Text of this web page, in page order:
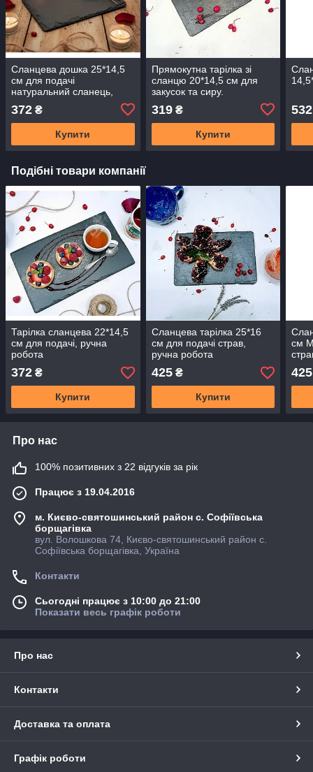
Сланцева дошка 25*14,5
см для подачі
натуральний сланець,
372 ₴
Купити
Прямокутна тарілка зі
сланцю 20*14,5 см для
закусок та сиру.
319₴
Купити
532
Подібні товари компанії
Тарілка сланцева 22*14,5
см для подачі, ручна
робота
372 ₴
Купити
Сланцева тарілка 25*16
см для подачі страв,
ручна робота
425₴
Купити
см
425
Про нас
100% позитивних з 22 відгуків за рік
Працює з 19.04.2016
м. Києво-святошинський район с. Софіївська
борщагівка
вул. Волошкова 74, Києво-святошинський район с.
Софіївська борщагівка, Україна
Контакти
Сьогодні працює з 10:00 до 21:00
Показати весь графік роботи
Про нас
Контакти
Доставка та оплата
Графік роботи